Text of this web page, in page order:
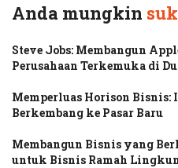
Anda mungkin
Steve Jobs: Membangun
Perusahaan Terkemuka di
Memperluas Horison
Berkembang ke Pasar Baru
Membangun Bisnis yang
untuk Bisnis Ramah